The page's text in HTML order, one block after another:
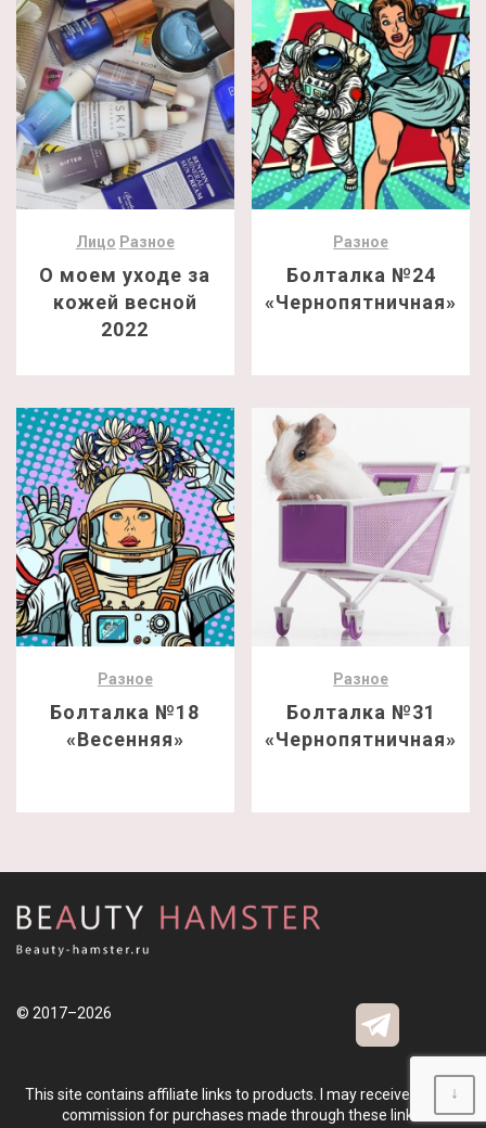
Лицо Разное
О моем уходе за
кожей весной
2022
Разное
Болталка №24
«Чернопятничная»
Разное
Болталка №18
«Весенняя»
Разное
Болталка №31
«Чернопятничная»
© 2017–2026
This site contains affiliate links to products. I may receive a small
commission for purchases made through these links.
↓